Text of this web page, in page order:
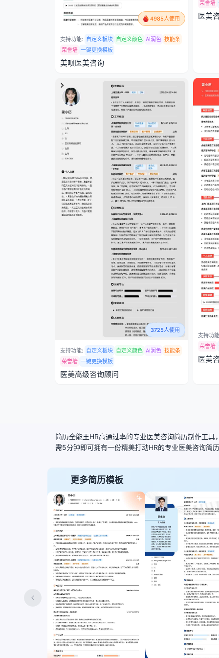
4985人使用
支持功能: 自定义板块 自定义颜色 AI润色 技能条
荣誉墙 一键更换模板
美呗医美咨询
荣誉墙
医美
3725人使用
支持功能: 自定义板块 自定义颜色 AI润色 技能条
荣誉墙 一键更换模板
医美高级咨询顾问
支持功
荣誉墙
医美
简历全能王HR高通过率的专业医美咨询简历制作工
需5分钟即可拥有一份精美打动HR的专业医美咨询简
更多简历模板